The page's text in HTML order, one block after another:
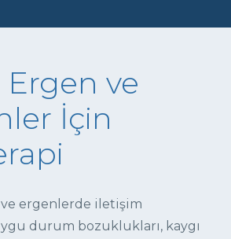
Ergen ve
İçin
ergenlerde iletişim
durum bozuklukları, kaygı